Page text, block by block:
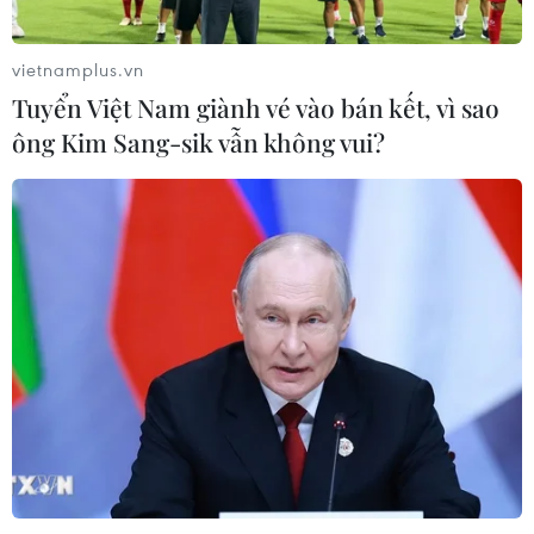
Xem thêm
CƠ QUAN CHỦ QUẢN: THÔNG TẤN XÃ VIỆT NAM
Tổng Biên tập: TRẦN TIẾN DUẨN
Phó Tổng Biên tập: NGUYỄN THỊ TÁM, KHÚC THANH
THỦY
Sở hữu trí tuệ
Quy định sử dụng
Hỗ trợ
TTXVN
Dịch vụ tin
Quảng cáo
vietnamplus.vn
Tuyển Việt Nam giành vé vào bán kết, vì sao
ông Kim Sang-sik vẫn không vui?